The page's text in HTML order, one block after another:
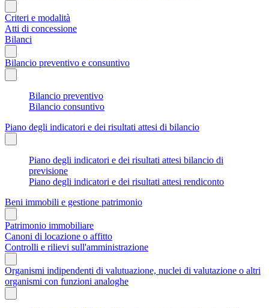
Criteri e modalità
Atti di concessione
Bilanci
Bilancio preventivo e consuntivo
Bilancio preventivo
Bilancio consuntivo
Piano degli indicatori e dei risultati attesi di bilancio
Piano degli indicatori e dei risultati attesi bilancio di
previsione
Piano degli indicatori e dei risultati attesi rendiconto
Beni immobili e gestione patrimonio
Patrimonio immobiliare
Canoni di locazione o affitto
Controlli e rilievi sull'amministrazione
Organismi indipendenti di valutuazione, nuclei di valutazione o altri
organismi con funzioni analoghe